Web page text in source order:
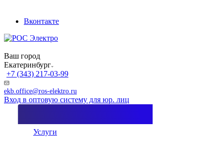
Вконтакте
Ваш город
Екатеринбург
+7 (343) 217-03-99
ekb.office@ros-elektro.ru
Вход в оптовую систему для юр. лиц
Услуги